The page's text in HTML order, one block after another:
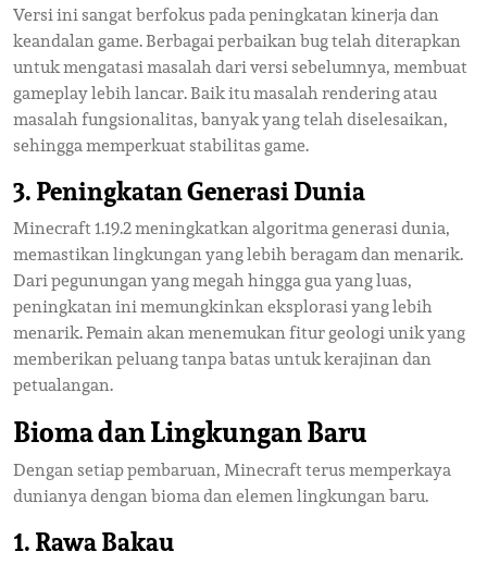
Versi ini sangat berfokus pada peningkatan kinerja dan
keandalan game. Berbagai perbaikan bug telah diterapkan
untuk mengatasi masalah dari versi sebelumnya, membuat
gameplay lebih lancar. Baik itu masalah rendering atau
masalah fungsionalitas, banyak yang telah diselesaikan,
sehingga memperkuat stabilitas game.
3.Peningkatan Generasi Dunia
Minecraft 1.19.2 meningkatkan algoritma generasi dunia,
memastikan lingkungan yang lebih beragam dan menarik.
Dari pegunungan yang megah hingga gua yang luas,
peningkatan ini memungkinkan eksplorasi yang lebih
menarik. Pemain akan menemukan fitur geologi unik yang
memberikan peluang tanpa batas untuk kerajinan dan
petualangan.
Bioma dan Lingkungan Baru
Dengan setiap pembaruan, Minecraft terus memperkaya
dunianya dengan bioma dan elemen lingkungan baru.
1.Rawa Bakau